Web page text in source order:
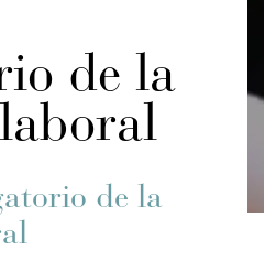
de la
de la